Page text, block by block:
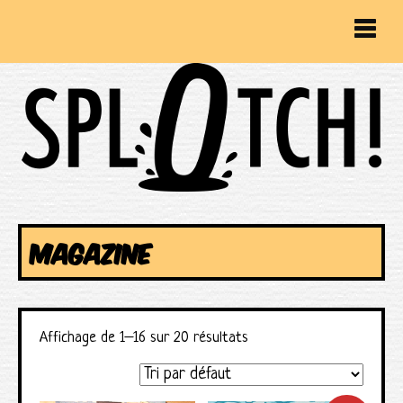
MAGAZINE
Affichage de 1–16 sur 20 résultats